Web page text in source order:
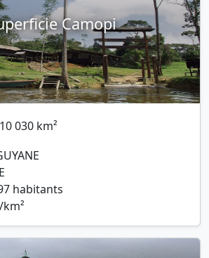
Camopi
10 030 km²
habitants